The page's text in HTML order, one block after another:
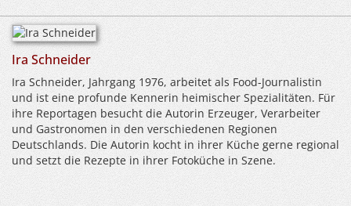
Ira Schneider
Ira Schneider, Jahrgang 1976, arbeitet als Food-Journalistin
und ist eine profunde Kennerin heimischer Spezialitäten. Für
ihre Reportagen besucht die Autorin Erzeuger, Verarbeiter
und Gastronomen in den verschiedenen Regionen
Deutschlands. Die Autorin kocht in ihrer Küche gerne regional
und setzt die Rezepte in ihrer Fotoküche in Szene.